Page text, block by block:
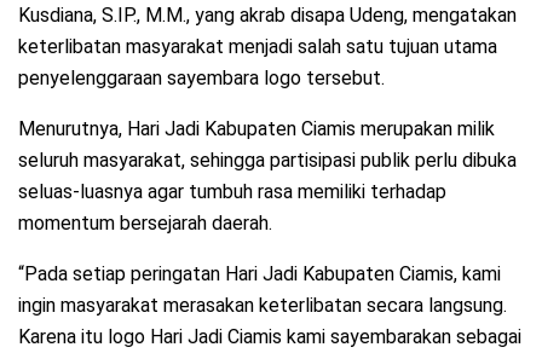
Kusdiana, S.IP., M.M., yang akrab disapa Udeng, mengatakan
keterlibatan masyarakat menjadi salah satu tujuan utama
penyelenggaraan sayembara logo tersebut.
Menurutnya, Hari Jadi Kabupaten Ciamis merupakan milik
seluruh masyarakat, sehingga partisipasi publik perlu dibuka
seluas-luasnya agar tumbuh rasa memiliki terhadap
momentum bersejarah daerah.
“Pada setiap peringatan Hari Jadi Kabupaten Ciamis, kami
ingin masyarakat merasakan keterlibatan secara langsung.
Karena itu logo Hari Jadi Ciamis kami sayembarakan sebagai